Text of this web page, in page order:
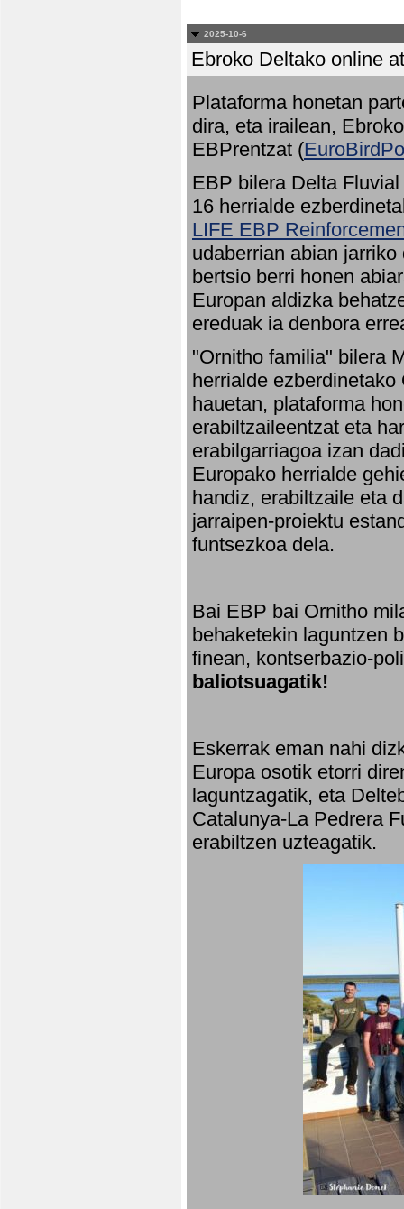
2025-10-6
Ebroko Deltako online
Plataforma honetan
dira, eta irailean,
EBPrentzat (
EBP bilera Delta
16 herrialde
LIFE EBP
udaberrian abian
bertsio berri honen
Europan aldizka
ereduak ia denbora
"Ornitho familia" bilera
herrialde
hauetan, plataforma
erabiltzaileentzat eta
erabilgarriagoa izan
Europako herrialde
handiz, erabiltzaile eta
jarraipen-proiektu
funtsezkoa dela.
Bai EBP bai Ornitho
behaketekin laguntzen
finean, kontserbazio-
baliotsuagatik!
Eskerrak eman nahi
Europa osotik etorri
laguntzagatik, eta
Catalunya-La Pedrera
erabiltzen uzteagatik.